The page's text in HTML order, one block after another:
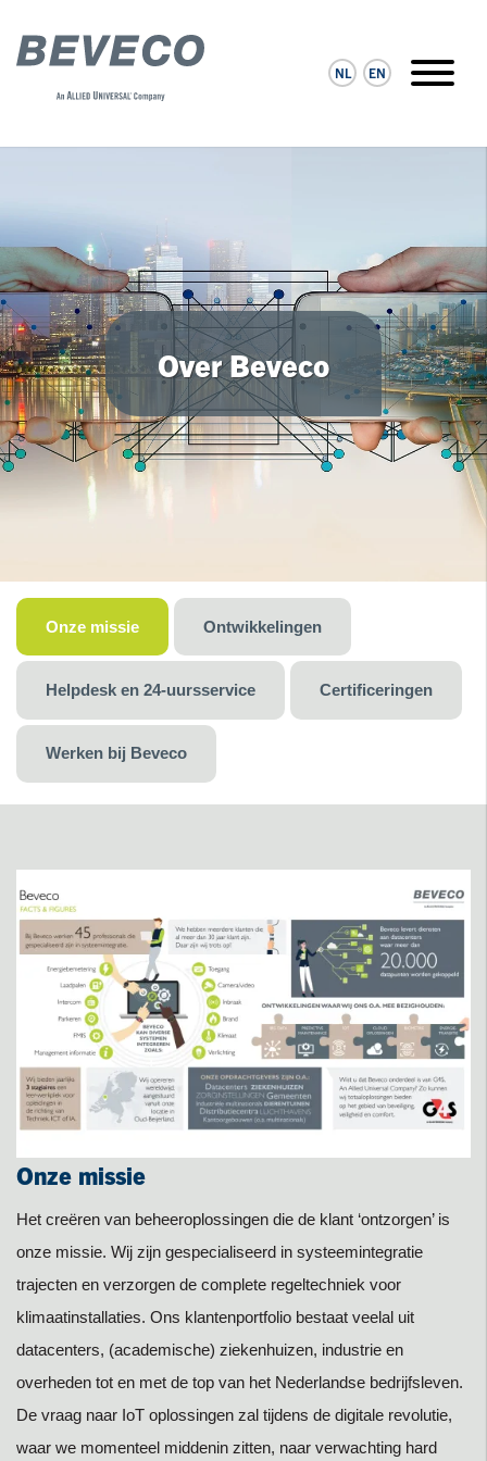
NL EN
Over Beveco
Onze missie Ontwikkelingen
Helpdesk en 24-uursservice Certificeringen
Werken bij Beveco
Onze missie
Het creëren van beheeroplossingen die de klant ‘ontzorgen’ is
onze missie. Wij zijn gespecialiseerd in systeemintegratie
trajecten en verzorgen de complete regeltechniek voor
klimaatinstallaties. Ons klantenportfolio bestaat veelal uit
datacenters, (academische) ziekenhuizen, industrie en
overheden tot en met de top van het Nederlandse bedrijfsleven.
De vraag naar IoT oplossingen zal tijdens de digitale revolutie,
waar we momenteel middenin zitten, naar verwachting hard
Als er een probleem is - op welk moment van de dag dan ook -
volstaat één telefoontje naar onze deskundige helpdesk. Met
onze continuïteitsservice staan we zelfs 24 uur per dag voor u
klaar. U krijgt snel contact met een deskundige medewerker, die
de eerste diagnose op afstand doet. Indien noodzakelijk is de
juiste specialist binnen 4 uur ter plaatse.
Beveco staat voor continue verbetering, duurzame
bedrijfsvoering en optimale informatiebeveiliging. Wij streven
een zo hoog mogelijke kwaliteitsnorm en zijn dan ook op
verschillende gebieden ISO gecertificeerd.
Ben jij toe aan een nieuwe uitdaging? Interesseren innovatieve
toepassingen jou? Ben jij een praktisch en creatief ingestelde
techneut? Bekijk dan snel onze vacatures!